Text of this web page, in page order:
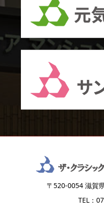
〒520-0054 滋賀
TEL：